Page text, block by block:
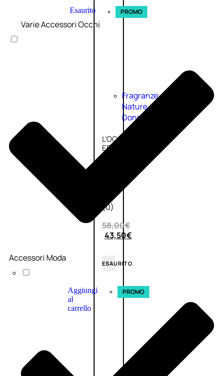
Esaurito PROMO
Fragranze
Nature
Donna
L’OCCITANE
EDT
VERBENA
(0)
58,00€
43,50€
ESAURITO
Aggiungi
al
carrello
PROMO
Varie Accessori Occhi
Accessori Moda